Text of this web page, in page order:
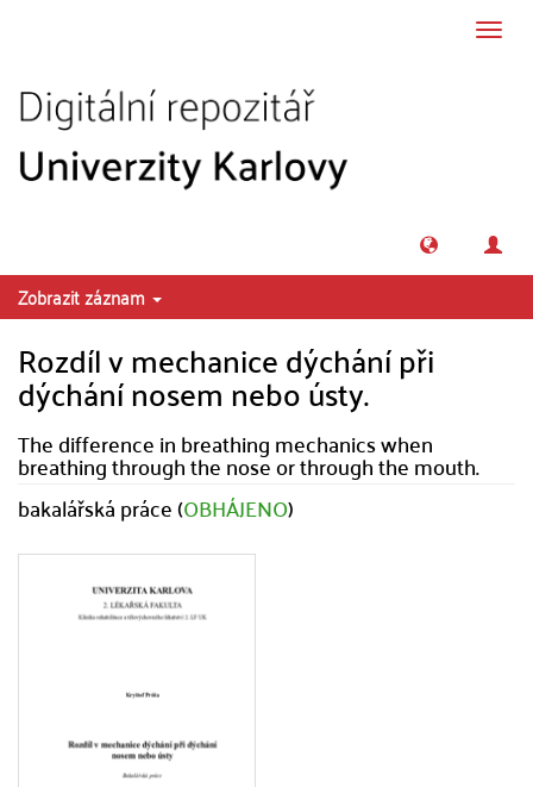
Zobrazit záznam
Rozdíl v mechanice dýchání při
dýchání nosem nebo ústy.
The difference in breathing mechanics when
breathing through the nose or through the mouth.
bakalářská práce (OBHÁJENO)